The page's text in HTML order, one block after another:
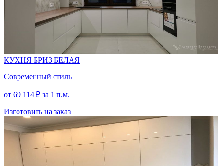
КУХНЯ БРИЗ БЕЛАЯ
Современный стиль
от 69 114 ₽ за 1 п.м.
Изготовить на заказ